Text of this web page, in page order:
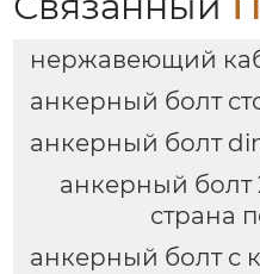
нержавеющий
анкерный болт
анкерный болт
анкерный болт
страна
анкерный болт с